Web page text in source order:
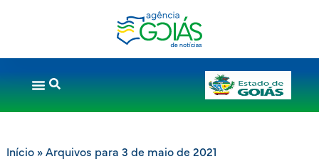
Início» Arquivos para 3 de maio de 2021